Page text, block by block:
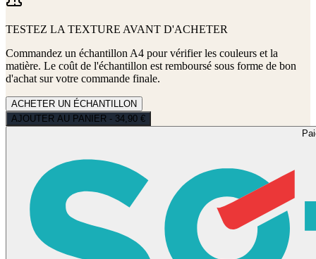
TESTEZ LA TEXTURE AVANT D'ACHETER
Commandez un échantillon A4 pour vérifier les couleurs et la
matière. Le coût de l'échantillon est remboursé sous forme de bon
d'achat sur votre commande finale.
ACHETER UN ÉCHANTILLON
AJOUTER AU PANIER - 34,90 €